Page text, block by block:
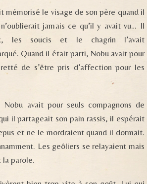
mémorisé le visage de son père quand il
jamais ce qu’il y avait vu… Il
les soucis et le chagrin l’avait
Quand il était parti, Nobu avait pour
de s’être pris d’affection pour les
Nobu avait pour seuls compagnons de
il partageait son pain rassis, il espérait
et ne le mordraient quand il dormait.
Les geôliers se relayaient mais
la parole.